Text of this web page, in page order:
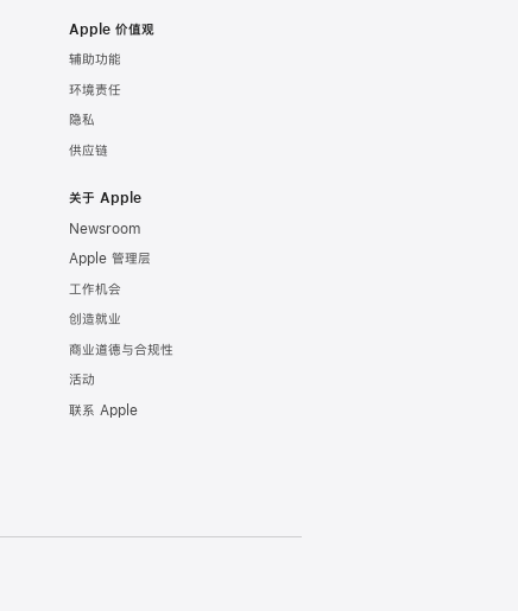
Apple 价值观
辅助功能
环境责任
隐私
供应链
关于 Apple
Newsroom
Apple 管理层
工作机会
创造就业
商业道德与合规性
活动
联系 Apple